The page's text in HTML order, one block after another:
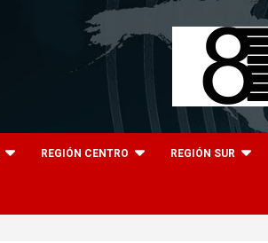
REGIÓN CENTRO REGIÓN SUR